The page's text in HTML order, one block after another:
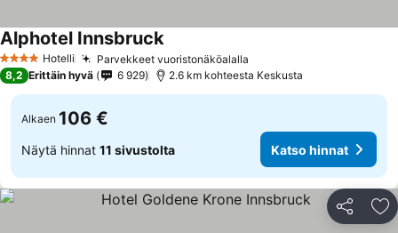
4 Tähtiluokitus
Hotelli Parvekkeet vuoristonäköalalla
Alphotel Innsbruck
8,2 Erittäin hyvä 6 929 2.6 km kohteesta Keskusta
Alkaen 106 €
Näytä hinnat 11 sivustolta Katso hinnat
Jaa